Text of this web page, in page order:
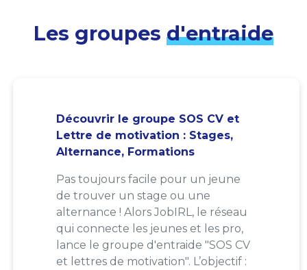
Les groupes d'entraide
Découvrir le groupe SOS CV et
Lettre de motivation : Stages,
Alternance, Formations
Pas toujours facile pour un jeune
de trouver un stage ou une
alternance ! Alors JobIRL, le réseau
qui connecte les jeunes et les pro,
lance le groupe d'entraide "SOS CV
et lettres de motivation". L’objectif :